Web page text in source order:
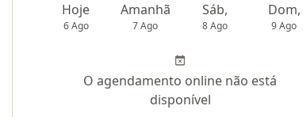
Hoje
6 Ago
Amanhã
7 Ago
Sáb,
8 Ago
Dom,
9 Ago
O agendamento online não está
disponível